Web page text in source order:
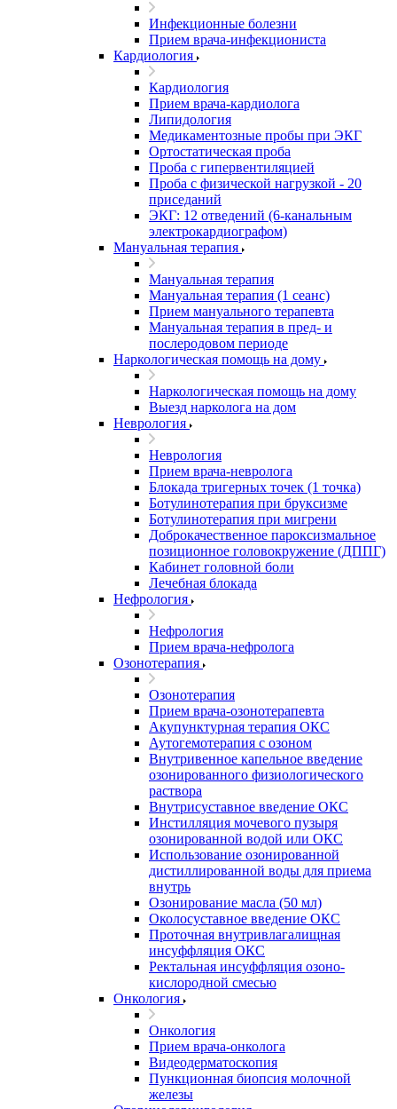
Инфекционные болезни
Прием врача-инфекциониста
Кардиология
Кардиология
Прием врача-кардиолога
Липидология
Медикаментозные пробы при ЭКГ
Ортостатическая проба
Проба с гипервентиляцией
Проба с физической нагрузкой - 20
приседаний
ЭКГ: 12 отведений (6-канальным
электрокардиографом)
Мануальная терапия
Мануальная терапия
Мануальная терапия (1 сеанс)
Прием мануального терапевта
Мануальная терапия в пред- и
послеродовом периоде
Наркологическая помощь на дому
Наркологическая помощь на дому
Выезд нарколога на дом
Неврология
Неврология
Прием врача-невролога
Блокада тригерных точек (1 точка)
Ботулинотерапия при бруксизме
Ботулинотерапия при мигрени
Доброкачественное пароксизмальное
позиционное головокружение (ДППГ)
Кабинет головной боли
Лечебная блокада
Нефрология
Нефрология
Прием врача-нефролога
Озонотерапия
Озонотерапия
Прием врача-озонотерапевта
Акупунктурная терапия ОКС
Аутогемотерапия с озоном
Внутривенное капельное введение
озонированного физиологического
раствора
Внутрисуставное введение ОКС
Инстилляция мочевого пузыря
озонированной водой или ОКС
Использование озонированной
дистиллированной воды для приема
внутрь
Озонирование масла (50 мл)
Околосуставное введение ОКС
Проточная внутривлагалищная
инсуффляция ОКС
Ректальная инсуффляция озоно-
кислородной смесью
Онкология
Онкология
Прием врача-онколога
Видеодерматоскопия
Пункционная биопсия молочной
железы